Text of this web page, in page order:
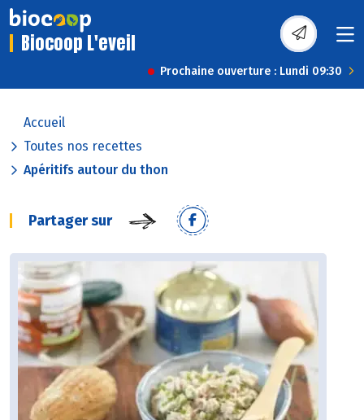
Biocoop L'eveil
Prochaine ouverture : Lundi 09:30
Accueil
Toutes nos recettes
Apéritifs autour du thon
Partager sur